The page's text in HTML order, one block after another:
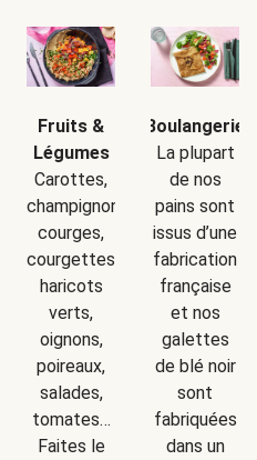
Fruits &
Légumes
Carottes,
champignons,
courges,
courgettes,
haricots
verts,
oignons,
poireaux,
salades,
tomates…
Faites le
Boulangerie
La plupart
de nos
pains sont
issus d’une
fabrication
française
et nos
galettes
de blé noir
sont
fabriquées
dans un